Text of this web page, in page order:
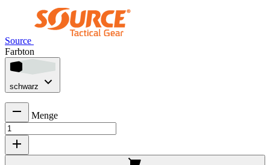
Source
Farbton
schwarz
Menge